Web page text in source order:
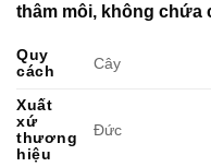
thâm môi, không chứa
Quy
cách
Cây
Xuất
xứ
thương
hiệu
Đức